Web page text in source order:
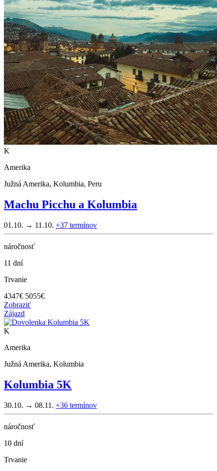
K
Amerika
Južná Amerika, Kolumbia, Peru
Machu Picchu a Kolumbia
01.10. → 11.10. +37 termínov
náročnosť
11 dní
Trvanie
4347€ 5055€
Zobraziť
Zájazd
K
Amerika
Južná Amerika, Kolumbia
Kolumbia 5K
30.10. → 08.11. +36 termínov
náročnosť
10 dní
Trvanie